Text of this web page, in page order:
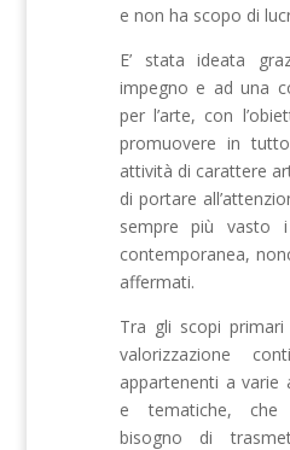
e non ha scopo di
E’ stata ideata
impegno e ad una
per l’arte, con
promuovere in
attività di carattere
di portare
sempre più vasto i
contemporanea,
affermati.
Tra gli scopi
valorizzazione
appartenenti a varie
e tematiche, che
bisogno di